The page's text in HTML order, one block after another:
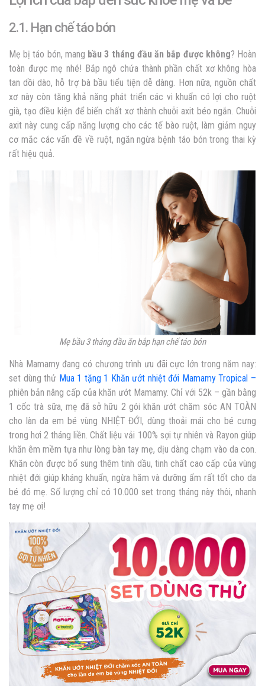
2.1. Hạn chế táo bón
Mẹ bị táo bón, mang bầu 3 tháng đầu ăn bắp được không? Hoàn
toàn được mẹ nhé! Bắp ngô chứa thành phần chất xơ không hòa
tan dồi dào, hỗ trợ bà bầu tiểu tiện dễ dàng. Hơn nữa, nguồn chất
xơ này còn tăng khả năng phát triển các vi khuẩn có lợi cho ruột
già, tạo điều kiện để biến chất xơ thành chuỗi axit béo ngắn. Chuỗi
axit này cung cấp năng lượng cho các tế bào ruột, làm giảm nguy
cơ mắc các vấn đề về ruột, ngăn ngừa bệnh táo bón trong thai kỳ
rất hiệu quả.
Mẹ bầu 3 tháng đầu ăn bắp hạn chế táo bón
Nhà Mamamy đang có chương trình ưu đãi cực lớn trong năm nay:
set dùng thử Mua 1 tặng 1 Khăn ướt nhiệt đới Mamamy Tropical –
phiên bản nâng cấp của khăn ướt Mamamy. Chỉ với 52k – gần bằng
1 cốc trà sữa, mẹ đã sở hữu 2 gói khăn ướt chăm sóc AN TOÀN
cho làn da em bé vùng NHIỆT ĐỚI, dùng thoải mái cho bé cưng
trong hơi 2 tháng liền. Chất liệu vải 100% sợi tự nhiên và Rayon giúp
khăn êm mềm tựa như lòng bàn tay mẹ, dịu dàng chạm vào da con.
Khăn còn được bổ sung thêm tinh dầu, tinh chất cao cấp của vùng
nhiệt đới giúp kháng khuẩn, ngừa hăm và dưỡng ẩm rất tốt cho da
bé đó mẹ. Số lượng chỉ có 10.000 set trong tháng này thôi, nhanh
tay mẹ ơi!